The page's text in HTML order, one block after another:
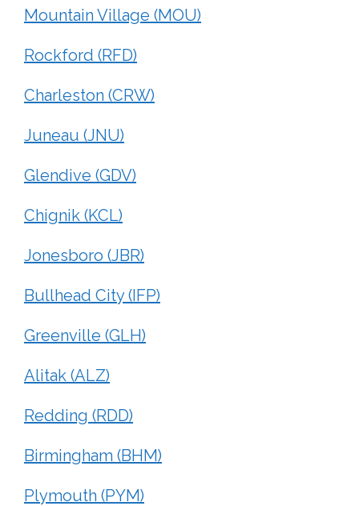
Mountain Village (MOU)
Rockford (RFD)
Charleston (CRW)
Juneau (JNU)
Glendive (GDV)
Chignik (KCL)
Jonesboro (JBR)
Bullhead City (IFP)
Greenville (GLH)
Alitak (ALZ)
Redding (RDD)
Birmingham (BHM)
Plymouth (PYM)